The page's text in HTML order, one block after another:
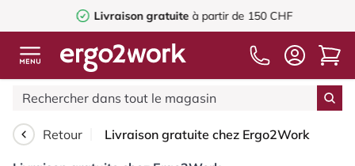
Livraison gratuiteà partir de 150 CHF
Retour Livraison gratuite chez Ergo2Work